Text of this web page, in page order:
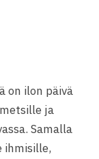
on ilon päivä
ja
Samalla
ihmisille,